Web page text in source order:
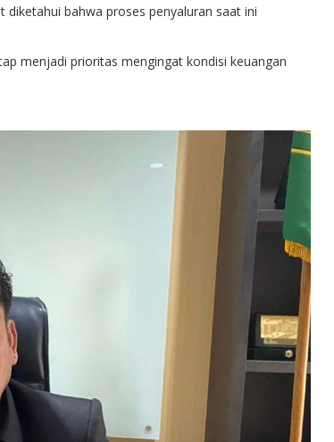
bahwa proses penyaluran saat ini
menjadi prioritas mengingat kondisi keuangan